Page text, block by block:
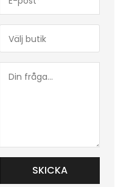
post*
(Obligatoriskt)
(Obligatoriskt)
fråga...